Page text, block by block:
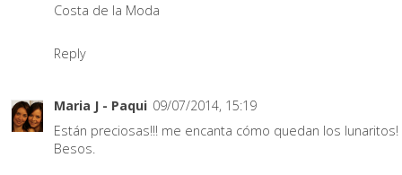
Costa de la Moda
Reply
Maria J - Paqui 09/07/2014, 15:19
Están preciosas!!! me encanta cómo quedan los lunaritos!
Besos.